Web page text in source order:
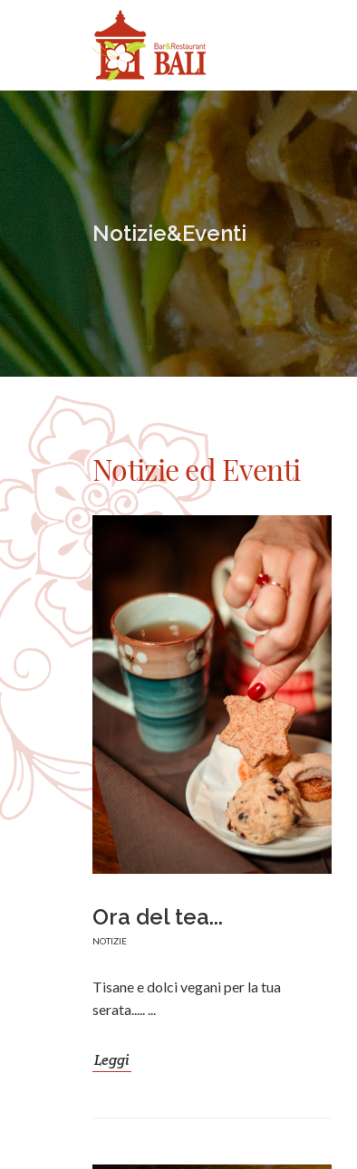
Notizie&Eventi
Notizie ed Eventi
Ora del tea...
NOTIZIE
Tisane e dolci vegani per la tua
serata..... ...
Leggi